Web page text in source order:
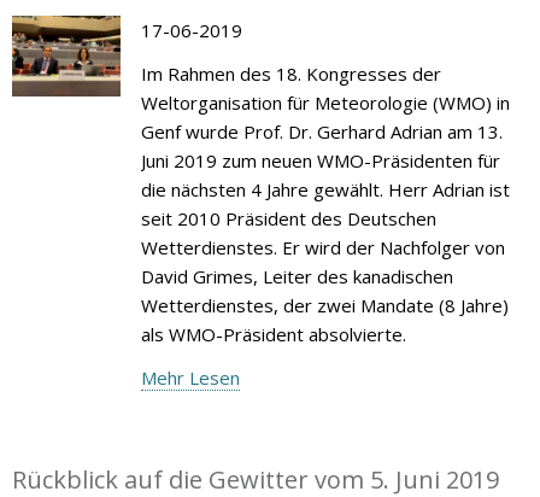
17-06-2019
Im Rahmen des 18. Kongresses der
Weltorganisation für Meteorologie (WMO) in
Genf wurde Prof. Dr. Gerhard Adrian am 13.
Juni 2019 zum neuen WMO-Präsidenten für
die nächsten 4 Jahre gewählt. Herr Adrian ist
seit 2010 Präsident des Deutschen
Wetterdienstes. Er wird der Nachfolger von
David Grimes, Leiter des kanadischen
Wetterdienstes, der zwei Mandate (8 Jahre)
als WMO-Präsident absolvierte.
Mehr Lesen
Rückblick auf die Gewitter vom 5. Juni 2019